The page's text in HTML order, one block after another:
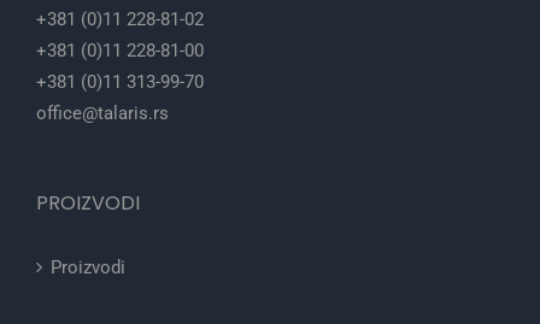
+381 (0)11 228-81-02
+381 (0)11 228-81-00
+381 (0)11 313-99-70
office@talaris.rs
PROIZVODI
Proizvodi